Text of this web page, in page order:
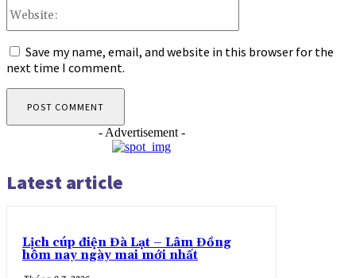
Save my name, email, and website in this browser for the
next time I comment.
- Advertisement -
Latest article
Lịch cúp điện Đà Lạt – Lâm Đồng
hôm nay ngày mai mới nhất